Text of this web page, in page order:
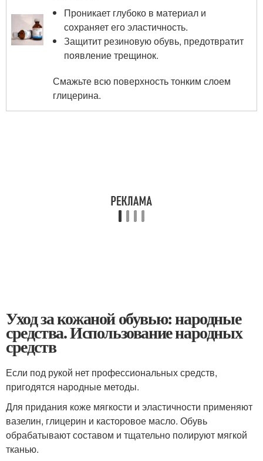
Проникает глубоко в материал и
сохраняет его эластичность.
Защитит резиновую обувь, предотвратит
появление трещинок.
Смажьте всю поверхность тонким слоем
глицерина.
Уход за кожаной обувью: народные
средства. Использование народных
средств
Если под рукой нет профессиональных средств,
пригодятся народные методы.
Для придания коже мягкости и эластичности применяют
вазелин, глицерин и касторовое масло. Обувь
обрабатывают составом и тщательно полируют мягкой
тканью.